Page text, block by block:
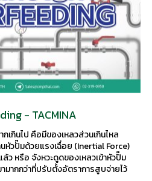
- TACMINA
เกินไป คือมีของเหลวส่วนเกินไหล
หัวปั๊มด้วยแรงเฉื่อย (Inertial Force)
ว หรือ จังหวะดูดของเหลวเข้าหัวปั๊ม
มากกว่าที่ปรับตั้งอัตราการสูบจ่ายไว้